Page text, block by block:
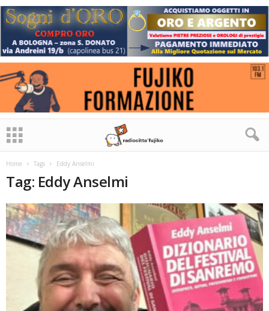
Home Tags Eddy Anselmi
Tag: Eddy Anselmi